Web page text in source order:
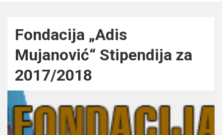
Fondacija „Adis
Mujanović“ Stipendija za
2017/2018